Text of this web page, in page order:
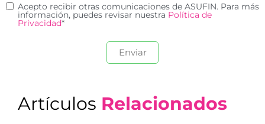
Acepto recibir otras comunicaciones de ASUFIN. Para más
información, puedes revisar nuestra Política de
Privacidad*
Artículos Relacionados